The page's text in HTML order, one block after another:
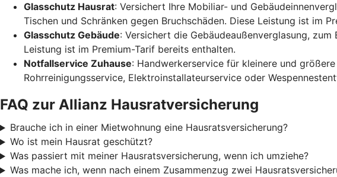
Glasschutz Hausrat: Versichert Ihre Mobiliar- und
Tischen und Schränken gegen Bruchschäden. Diese Leistung ist im
Glasschutz Gebäude: Versichert die Gebäudeaußenverglasung,
Leistung ist im Premium-Tarif bereits enthalten.
Notfallservice Zuhause: Handwerkerservice für kleinere und
Rohrreinigungsservice, Elektroinstallateurservice oder
FAQ zur Allianz Hausratversicherung
Brauche ich in einer Mietwohnung eine Hausratsversicherung?
Wo ist mein Hausrat geschützt?
Was passiert mit meiner Hausratsversicherung, wenn ich umziehe?
Was mache ich, wenn nach einem Zusammenzug zwei